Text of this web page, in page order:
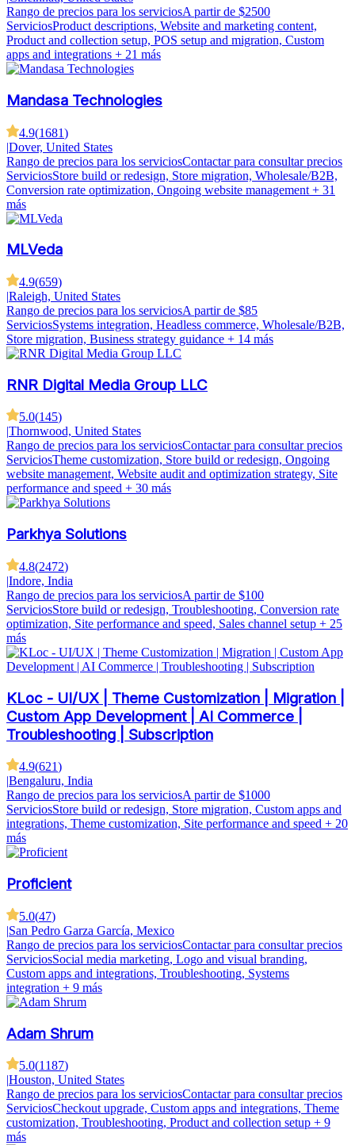
Rango de precios para los serviciosA partir de $2500
ServiciosProduct descriptions, Website and marketing content,
Product and collection setup, POS setup and migration, Custom
apps and integrations + 21 más
Mandasa Technologies
4.9(1681)
|Dover, United States
Rango de precios para los serviciosContactar para consultar precios
ServiciosStore build or redesign, Store migration, Wholesale/B2B,
Conversion rate optimization, Ongoing website management + 31
más
MLVeda
4.9(659)
|Raleigh, United States
Rango de precios para los serviciosA partir de $85
ServiciosSystems integration, Headless commerce, Wholesale/B2B,
Store migration, Business strategy guidance + 14 más
RNR Digital Media Group LLC
5.0(145)
Thornwood, United States
Rango de precios para los serviciosContactar para consultar precios
ServiciosTheme customization, Store build or redesign, Ongoing
website management, Website audit and optimization strategy, Site
performance and speed + 30 más
Parkhya Solutions
4.8(2472)
|Indore, India
Rango de precios para los serviciosA partir de $100
ServiciosStore build or redesign, Troubleshooting, Conversion rate
optimization, Site performance and speed, Sales channel setup + 25
más
KLoc - UI/UX | Theme Customization | Migration |
Custom App Development | AI Commerce |
Troubleshooting | Subscription
4.9(621)
|Bengaluru, India
Rango de precios para los serviciosA partir de $1000
ServiciosStore build or redesign, Store migration, Custom apps and
integrations, Theme customization, Site performance and speed + 20
más
Proficient
5.0(47)
|San Pedro Garza García, Mexico
Rango de precios para los serviciosContactar para consultar precios
ServiciosSocial media marketing, Logo and visual branding,
Custom apps and integrations, Troubleshooting, Systems
integration + 9 más
Adam Shrum
5.0(1187)
|Houston, United States
Rango de precios para los serviciosContactar para consultar precios
ServiciosCheckout upgrade, Custom apps and integrations, Theme
customization, Troubleshooting, Product and collection setup + 9
más